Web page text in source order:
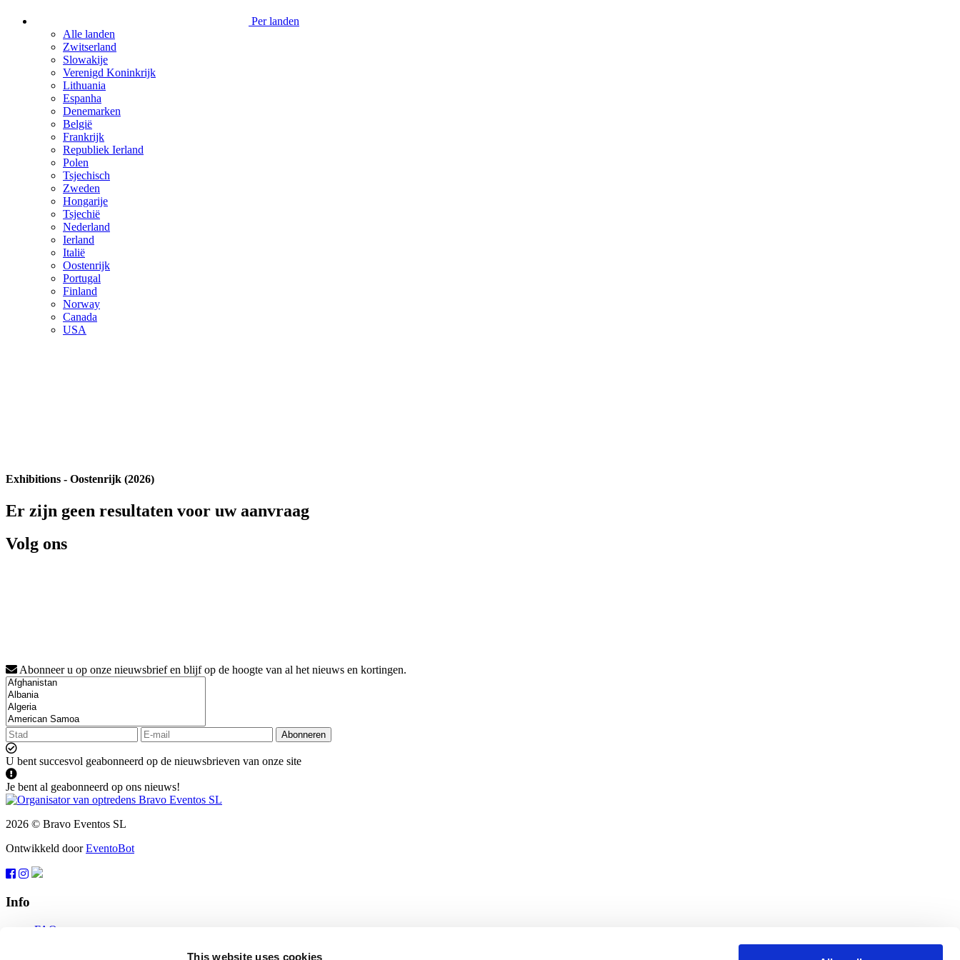
This website uses cookies
Per landen
Alle landen
Zwitserland
Slowakije
Verenigd Koninkrijk
Lithuania
Espanha
Denemarken
België
Frankrijk
Republiek Ierland
Polen
Tsjechisch
Zweden
Hongarije
Tsjechië
Nederland
Ierland
Italië
Oostenrijk
Portugal
Finland
Norway
Canada
USA
Exhibitions - Oostenrijk (2026)
Er zijn geen resultaten voor uw aanvraag
Volg ons
Abonneer u op onze nieuwsbrief en blijf op de hoogte van al het nieuws en kortingen.
Abonneren
U bent succesvol geabonneerd op de nieuwsbrieven van onze site
Je bent al geabonneerd op ons nieuws!
2026 © Bravo Eventos SL
Ontwikkeld doorEventoBot
Info
FAQ